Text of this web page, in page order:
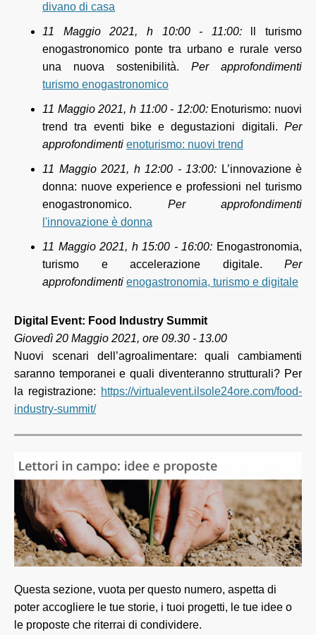
divano di casa
11 Maggio 2021, h 10:00 - 11:00:ll turismo
enogastronomico ponte tra urbano e rurale verso
una nuova sostenibilità. Per approfondimenti
turismo enogastronomico
11 Maggio 2021, h 11:00 - 12:00:Enoturismo: nuovi
trend tra eventi bike e degustazioni digitali. Per
approfondimenti enoturismo: nuovi trend
11 Maggio 2021, h 12:00 - 13:00: L’innovazione è
donna: nuove experience e professioni nel turismo
enogastronomico. Per approfondimenti
l'innovazione è donna
11 Maggio 2021, h 15:00 - 16:00: Enogastronomia,
turismo e accelerazione digitale. Per
approfondimenti enogastronomia, turismo e digitale
Digital Event: Food Industry Summit
Giovedì 20 Maggio 2021, ore 09.30 - 13.00
Nuovi scenari dell’agroalimentare: quali cambiamenti
saranno temporanei e quali diventeranno strutturali? Per
la registrazione: https://virtualevent.ilsole24ore.com/food-
industry-summit/
Questa sezione, vuota per questo numero, aspetta di
poter accogliere le tue storie, i tuoi progetti, le tue idee o
le proposte che riterrai di condividere.